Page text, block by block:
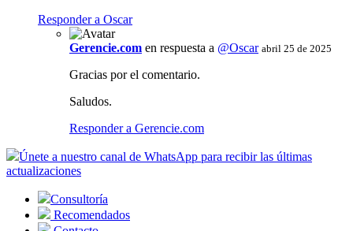
Responder a Oscar
Gerencie.com en respuesta a @Oscar abril 25 de 2025
Gracias por el comentario.
Saludos.
Responder a Gerencie.com
Únete a nuestro canal de WhatsApp para recibir las últimas
actualizaciones
Consultoría
Recomendados